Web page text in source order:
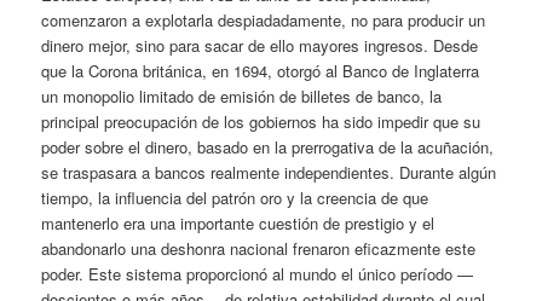
comenzaron a explotarla despiadadamente, no para producir un
dinero mejor, sino para sacar de ello mayores ingresos. Desde
que la Corona británica, en 1694, otorgó al Banco de Inglaterra
un monopolio limitado de emisión de billetes de banco, la
principal preocupación de los gobiernos ha sido impedir que su
poder sobre el dinero, basado en la prerrogativa de la acuñación,
se traspasara a bancos realmente independientes. Durante algún
tiempo, la influencia del patrón oro y la creencia de que
mantenerlo era una importante cuestión de prestigio y el
abandonarlo una deshonra nacional frenaron eficazmente este
poder. Este sistema proporcionó al mundo el único período —